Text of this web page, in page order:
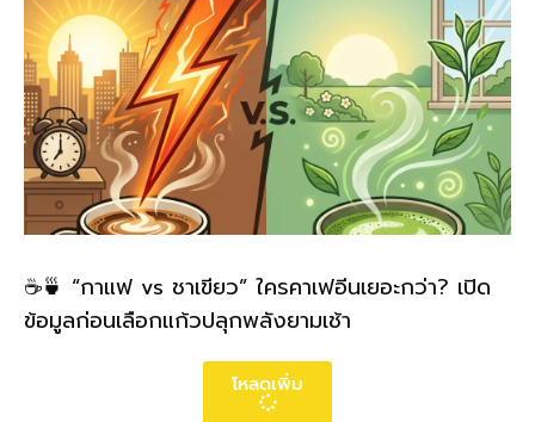
☕🍵 “กาแฟ vs ชาเขียว” ใครคาเฟอีนเยอะกว่า? เปิด
ข้อมูลก่อนเลือกแก้วปลุกพลังยามเช้า
โหลดเพิ่ม